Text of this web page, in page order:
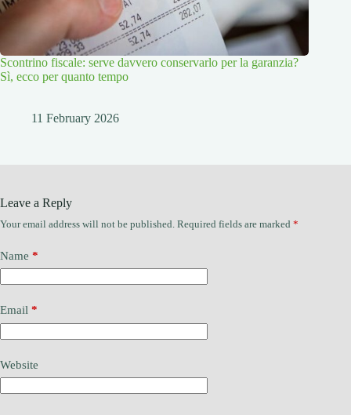
Scontrino fiscale: serve davvero conservarlo per la garanzia?
Sì, ecco per quanto tempo
11 February 2026
Leave a Reply
Your email address will not be published. Required fields are marked *
Name *
Email *
Website